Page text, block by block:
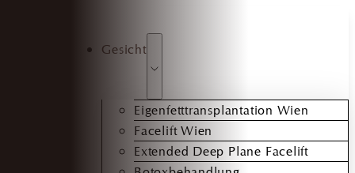
Gesicht
Eigenfetttransplantation Wien
Facelift Wien
Extended Deep Plane Facelift